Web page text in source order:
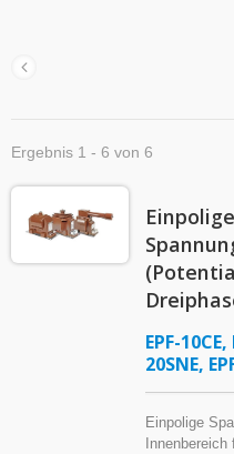
Ergebnis 1 - 6 von 6
Einpolige
EPF-10CE,
20SNE,
Einpolige